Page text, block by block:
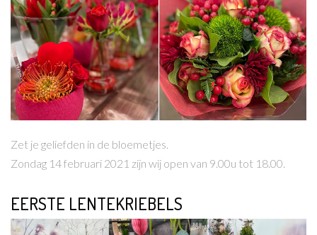
Lees meer
Zet je geliefden in de bloemetjes.
Zondag 14 februari 2021 zijn wij open van 9.00u tot 18.00.
EERSTE LENTEKRIEBELS